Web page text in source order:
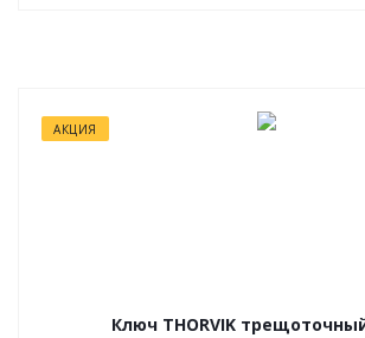
АКЦИЯ
Ключ THORVIK